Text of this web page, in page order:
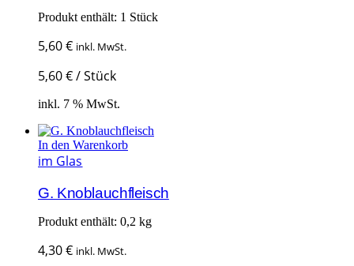
Produkt enthält: 1 Stück
5,60€ inkl. MwSt.
5,60€/Stück
inkl. 7 % MwSt.
In den Warenkorb
im Glas
G. Knoblauchfleisch
Produkt enthält: 0,2 kg
4,30€ inkl. MwSt.